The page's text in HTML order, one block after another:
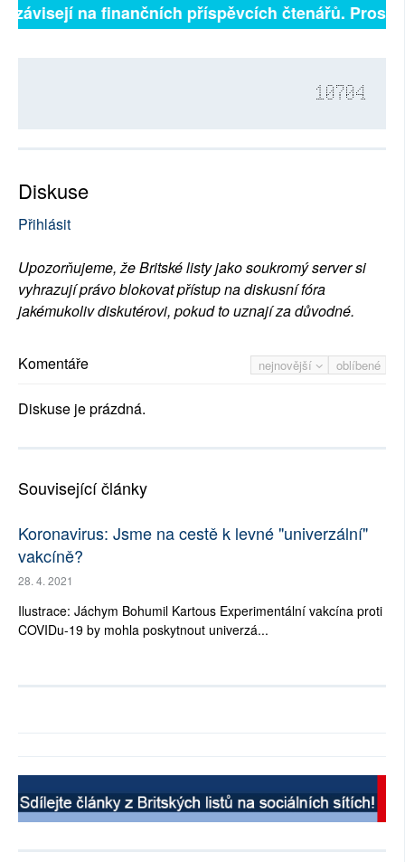
na finančních příspěvcích čtenářů.
10704
Diskuse
Přihlásit
Upozorňujeme, že Britské listy jako soukromý server si
vyhrazují právo blokovat přístup na diskusní fóra
jakémukoliv diskutérovi, pokud to uznají za důvodné.
nejnovější oblíbené
Komentáře
Diskuse je prázdná.
Související články
Koronavirus: Jsme na cestě k levné "univerzální"
vakcíně?
28. 4. 2021
Ilustrace: Jáchym Bohumil Kartous Experimentální vakcína proti
COVIDu-19 by mohla poskytnout univerzá...